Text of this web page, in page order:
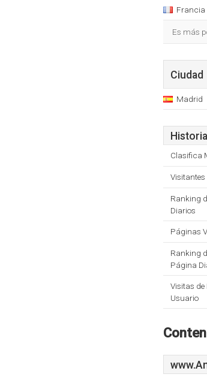
Francia
Es más
Ciudad
Madrid
Clasifica
Visitantes
Ranking
Diarios
Páginas
Ranking
Página
Visitas
Usuario